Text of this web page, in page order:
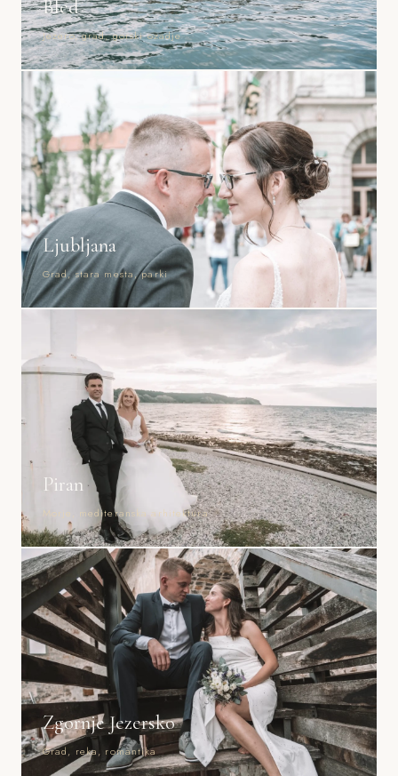
Bled
Jezero, grad, gorski ozadje
Ljubljana
Grad, stara mesta, parki
Piran
Morje, mediteranska arhitektura
Zgornje Jezersko
Grad, reka, romantika